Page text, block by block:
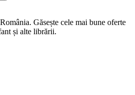
Găsește cele mai bune oferte
și alte librării.